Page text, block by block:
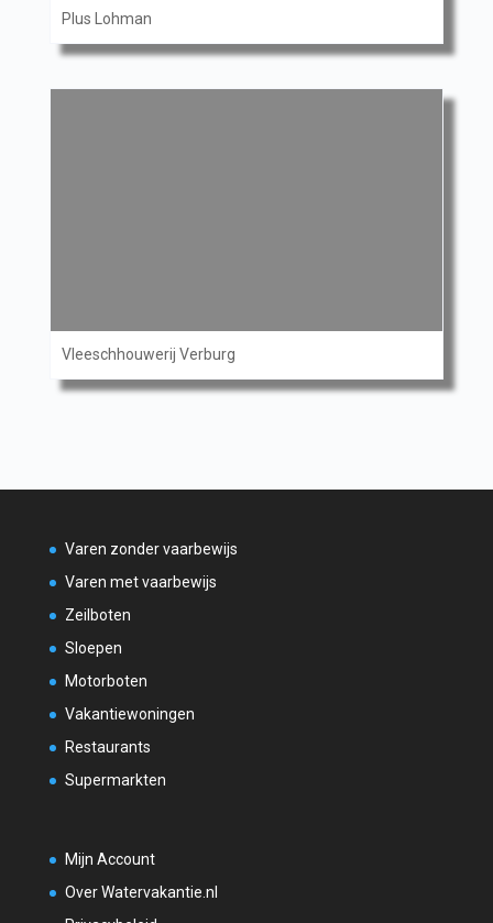
Plus Lohman
Vleeschhouwerij Verburg
Varen zonder vaarbewijs
Varen met vaarbewijs
Zeilboten
Sloepen
Motorboten
Vakantiewoningen
Restaurants
Supermarkten
Mijn Account
Over Watervakantie.nl